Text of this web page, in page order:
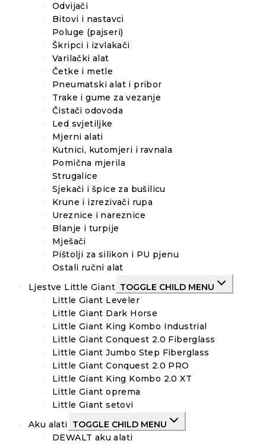
Odvijači
Bitovi i nastavci
Poluge (pajseri)
Škripci i izvlakači
Varilački alat
Četke i metle
Pneumatski alat i pribor
Trake i gume za vezanje
Čistači odovoda
Led svjetiljke
Mjerni alati
Kutnici, kutomjeri i ravnala
Pomična mjerila
Strugalice
Sjekači i špice za bušilicu
Krune i izrezivači rupa
Ureznice i nareznice
Blanje i turpije
Mješači
Pištolji za silikon i PU pjenu
Ostali ručni alat
Ljestve Little Giant TOGGLE CHILD MENU
Little Giant Leveler
Little Giant Dark Horse
Little Giant King Kombo Industrial
Little Giant Conquest 2.0 Fiberglass
Little Giant Jumbo Step Fiberglass
Little Giant Conquest 2.0 PRO
Little Giant King Kombo 2.0 XT
Little Giant oprema
Little Giant setovi
Aku alati TOGGLE CHILD MENU
DEWALT aku alati